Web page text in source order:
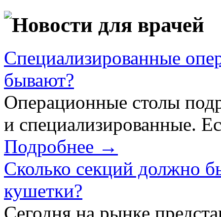
Новости для врачей
Специализированные
бывают?
Операционные столы
и специализированные.
Подробнее →
Сколько секций должно
кушетки?
Сегодня на рынке